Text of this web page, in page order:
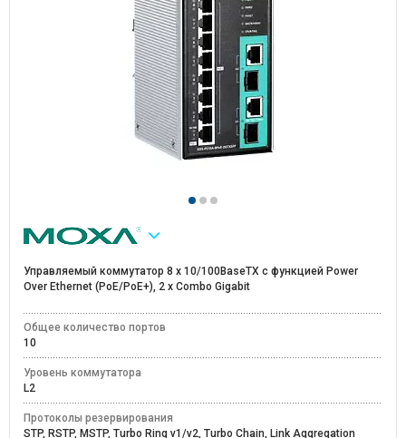
Управляемый коммутатор 8 x 10/100BaseTX с функцией Power
Over Ethernet (PoE/PoE+), 2 x Combo Gigabit
Общее количество портов
10
Уровень коммутатора
L2
Протоколы резервирования
STP, RSTP, MSTP, Turbo Ring v1/v2, Turbo Chain, Link Aggregation